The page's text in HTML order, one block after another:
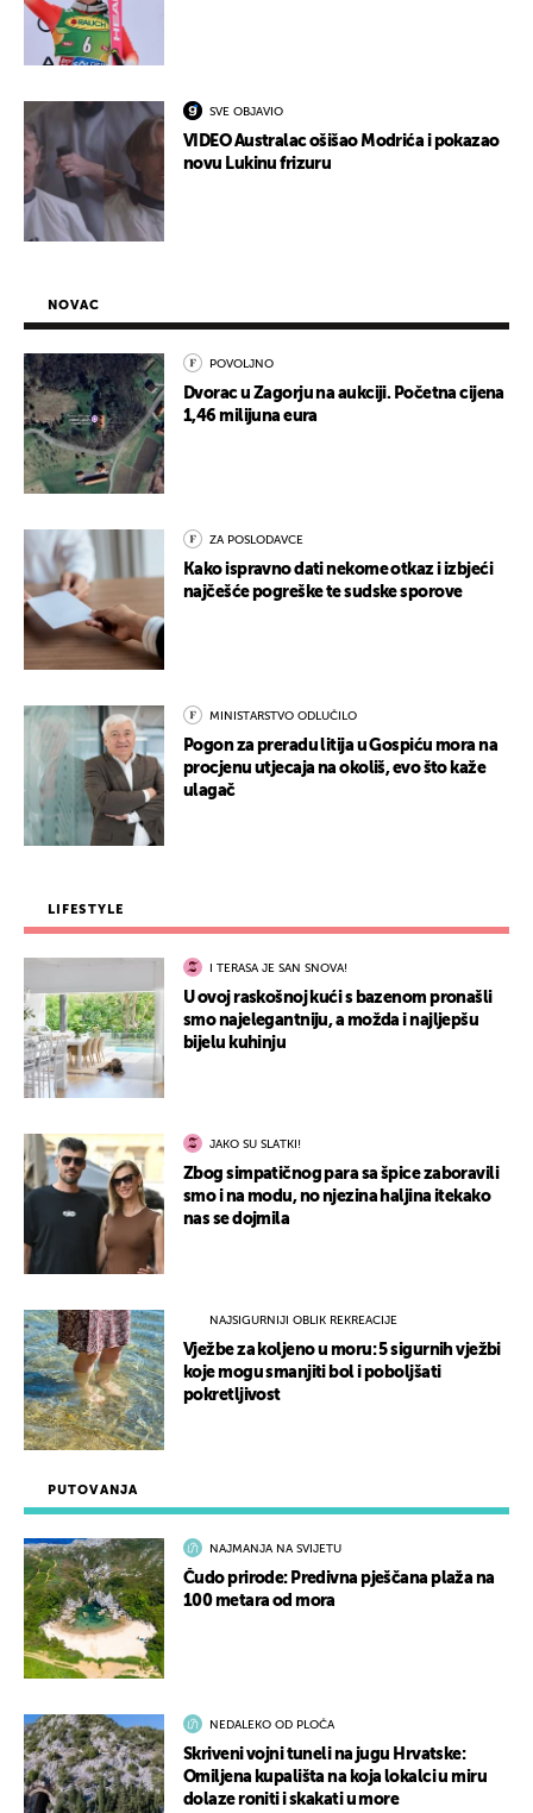
SVE OBJAVIO
VIDEO Australac ošišao Modrića i pokazao
novu Lukinu frizuru
PUTOVANJA
NAJMANJA NA SVIJETU
Čudo prirode: Predivna pješčana plaža na
100 metara od mora
NEDALEKO OD PLOČA
Skriveni vojni tuneli na jugu Hrvatske:
Omiljena kupališta na koja lokalci u miru
dolaze roniti i skakati u more
NOVAC
POVOLJNO
Dvorac u Zagorju na aukciji. Početna cijena
1,46 milijuna eura
ZA POSLODAVCE
Kako ispravno dati nekome otkaz i izbjeći
najčešće pogreške te sudske sporove
MINISTARSTVO ODLUČILO
Pogon za preradu litija u Gospiću mora na
procjenu utjecaja na okoliš, evo što kaže
ulagač
LIFESTYLE
I TERASA JE SAN SNOVA!
U ovoj raskošnoj kući s bazenom pronašli
smo najelegantniju, a možda i najljepšu
bijelu kuhinju
JAKO SU SLATKI!
Zbog simpatičnog para sa špice zaboravili
smo i na modu, no njezina haljina itekako
nas se dojmila
NAJSIGURNIJI OBLIK REKREACIJE
Vježbe za koljeno u moru: 5 sigurnih vježbi
koje mogu smanjiti bol i poboljšati
pokretljivost